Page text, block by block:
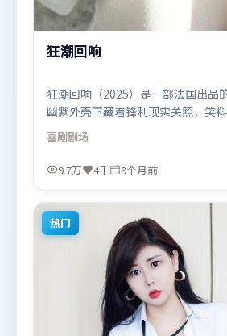
狂潮回响
狂潮回响（2025）是一部法国出品
幽默外壳下藏着锋利现实关照，笑
景里并存。叙事线索多线并进，最终
束。由程耳执导，孙艺珍、苍井优、
等联袂出演。影片于2025年11月8日
喜剧剧场
9.7万 4千 9个月前
热门